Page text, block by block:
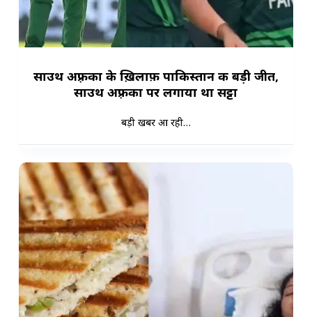
साउथ अफ़्रीका के ख़िलाफ़ पाकिस्तान की बड़ी जीत,
साउथ अफ़्रीका पर लगाया था सट्टा
बड़ी खबर आ रही…